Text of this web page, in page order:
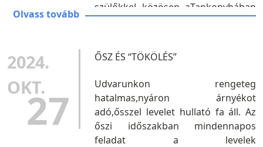
szülőkkel közösen aTankonyhában
Olvass tovább
2024.
OKT.27
ŐSZ ÉS “TÖKÖLÉS”
Udvarunkon rengeteg
hatalmas,nyáron árnyékot
adó,ősszel levelet hullató fa áll. Az
őszi időszakban mindennapos
feladat a levelek